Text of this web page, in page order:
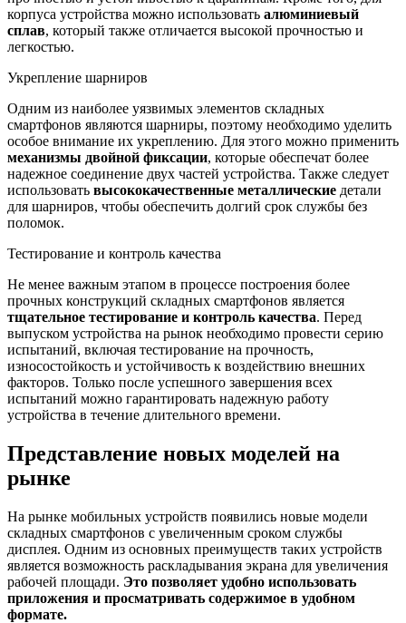
корпуса устройства можно использовать алюминиевый
сплав, который также отличается высокой прочностью и
легкостью.
Укрепление шарниров
Одним из наиболее уязвимых элементов складных
смартфонов являются шарниры, поэтому необходимо уделить
особое внимание их укреплению. Для этого можно применить
механизмы двойной фиксации, которые обеспечат более
надежное соединение двух частей устройства. Также следует
использовать высококачественные металлические детали
для шарниров, чтобы обеспечить долгий срок службы без
поломок.
Тестирование и контроль качества
Не менее важным этапом в процессе построения более
прочных конструкций складных смартфонов является
тщательное тестирование и контроль качества. Перед
выпуском устройства на рынок необходимо провести серию
испытаний, включая тестирование на прочность,
износостойкость и устойчивость к воздействию внешних
факторов. Только после успешного завершения всех
испытаний можно гарантировать надежную работу
устройства в течение длительного времени.
Представление новых моделей на
рынке
На рынке мобильных устройств появились новые модели
складных смартфонов с увеличенным сроком службы
дисплея. Одним из основных преимуществ таких устройств
является возможность раскладывания экрана для увеличения
рабочей площади. Это позволяет удобно использовать
приложения и просматривать содержимое в удобном
формате.